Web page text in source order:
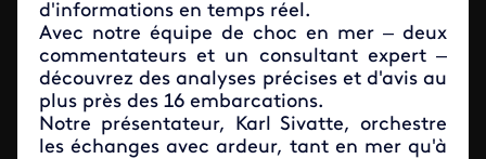
d'informations en temps réel.
Avec notre équipe de choc en mer – deux
commentateurs et un consultant expert –
découvrez des analyses précises et d'avis au
plus près des 16 embarcations.
Notre présentateur, Karl Sivatte, orchestre
les échanges avec ardeur, tant en mer qu'à